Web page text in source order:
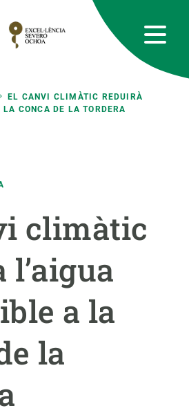
EL CANVI CLIMÀTIC REDUIRÀ
LA CONCA DE LA TORDERA
climàtic
a la
la